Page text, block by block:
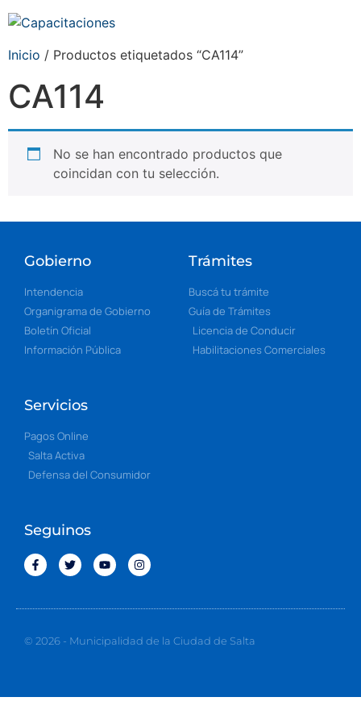
Inicio / Productos etiquetados “CA114”
CA114
No se han encontrado productos que
coincidan con tu selección.
Gobierno
Intendencia
Organigrama de Gobierno
Boletín Oficial
Información Pública
Trámites
Buscá tu trámite
Guía de Trámites
Licencia de Conducir
Habilitaciones Comerciales
Servicios
Pagos Online
Salta Activa
Defensa del Consumidor
Seguinos
© 2026 - Municipalidad de la Ciudad de Salta